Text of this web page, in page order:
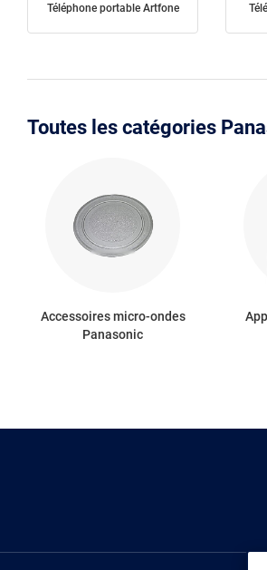
Téléphone portable Artfone
Toutes les catégories
Accessoires micro-ondes
Panasonic